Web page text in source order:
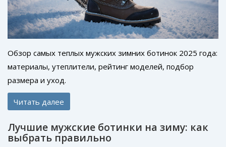
Обзор самых теплых мужских зимних ботинок 2025 года:
материалы, утеплители, рейтинг моделей, подбор
размера и уход.
Читать далее
Лучшие мужские ботинки на зиму: как
выбрать правильно